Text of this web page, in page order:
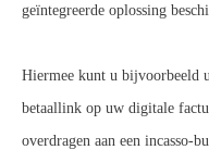
geïntegreerde oplossing
Hiermee kunt u bijvoorbeeld
betaallink op uw digitale
overdragen aan een incasso-